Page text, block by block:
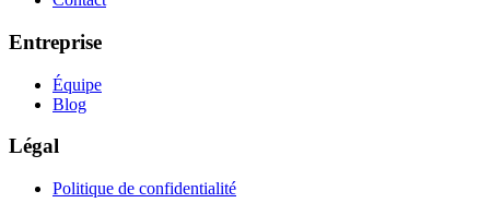
Entreprise
Équipe
Blog
Légal
Politique de confidentialité